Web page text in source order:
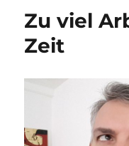
Zu viel
Zeit